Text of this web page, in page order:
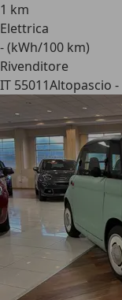
1 km
Elettrica
- (kWh/100 km)
Rivenditore
IT 55011Altopascio -